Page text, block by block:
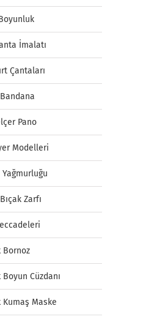
İmalatı
Çantaları
Pano
Modelleri
Zarfı
Bornoz
Boyun Cüzdanı
Kumaş Maske